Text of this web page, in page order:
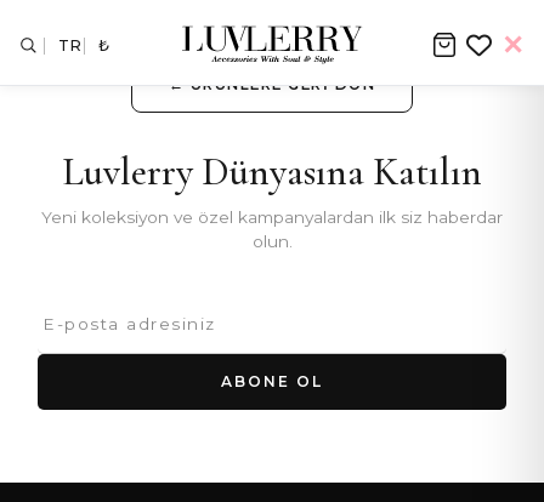
← ÜRÜNLERE GERI DÖN
Luvlerry Dünyasına Katılın
Yeni koleksiyon ve özel kampanyalardan ilk siz haberdar
olun.
ABONE OL
TR ₺